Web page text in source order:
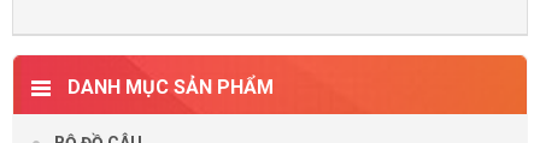
DANH MỤC SẢN PHẨM